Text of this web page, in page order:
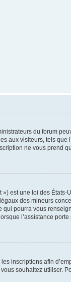
du forum
aux visiteurs, tels que
ne vous prend
est une loi des
des mineurs
pourra vous
l’assistance
inscriptions afin
souhaitez utiliser.